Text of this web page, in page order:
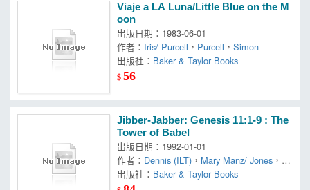
Viaje a LA Luna/Little Blue on the M
oon
出版日期：1983-06-01
作者： Iris/ Purcell ， Purcell ，Simon
出版社： Baker & Taylor Books
$56
Jibber-Jabber: Genesis 11:1-9 : The
Tower of Babel
出版日期：1992-01-01
作者： Dennis (ILT) ， Mary Manz/ Jones ， Si
mon
出版社： Baker & Taylor Books